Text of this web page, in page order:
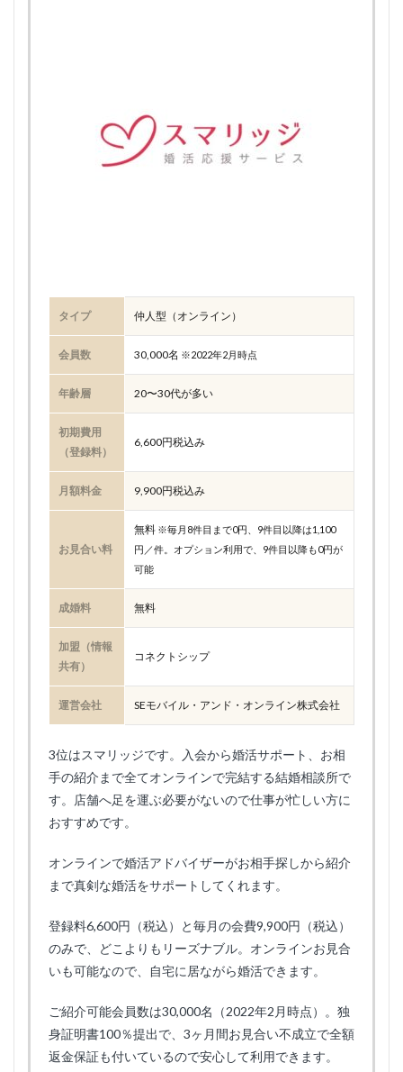
タイプ 仲人型（オンライン）
会員数 30,000名 ※2022年2月時点
年齢層 20〜30代が多い
初期費用
（登録料）
6,600円税込み
月額料金 9,900円税込み
お見合い料
無料 ※毎月8件目まで0円、9件目以降は1,100
円／件。オプション利用で、9件目以降も0円が
可能
成婚料 無料
加盟（情報
共有）
コネクトシップ
運営会社 SEモバイル・アンド・オンライン株式会社
3位はスマリッジです。入会から婚活サポート、お相
手の紹介まで全てオンラインで完結する結婚相談所で
す。店舗へ足を運ぶ必要がないので仕事が忙しい方に
おすすめです。
オンラインで婚活アドバイザーがお相手探しから紹介
まで真剣な婚活をサポートしてくれます。
登録料6,600円（税込）と毎月の会費9,900円（税込）
のみで、どこよりもリーズナブル。オンラインお見合
いも可能なので、自宅に居ながら婚活できます。
ご紹介可能会員数は30,000名（2022年2月時点）。独
身証明書100％提出で、3ヶ月間お見合い不成立で全額
返金保証も付いているので安心して利用できます。